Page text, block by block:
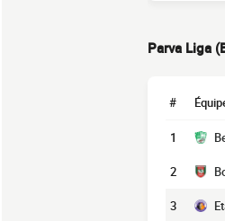
Parva Liga
#
1
2
3